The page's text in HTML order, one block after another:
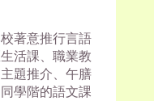
著意推行言語
活課、職業教
題推介、午膳
學階的語文課